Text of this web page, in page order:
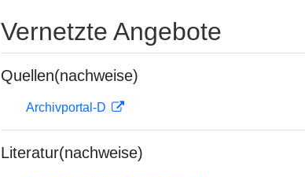
Vernetzte Angebote
Quellen(nachweise)
Archivportal-D
Literatur(nachweise)